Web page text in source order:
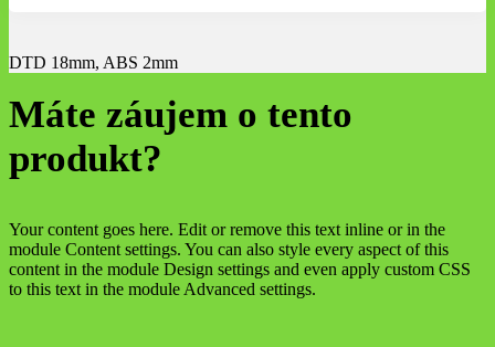
DTD 18mm, ABS 2mm
Máte záujem o tento
produkt?
Your content goes here. Edit or remove this text inline or in the
module Content settings. You can also style every aspect of this
content in the module Design settings and even apply custom CSS
to this text in the module Advanced settings.